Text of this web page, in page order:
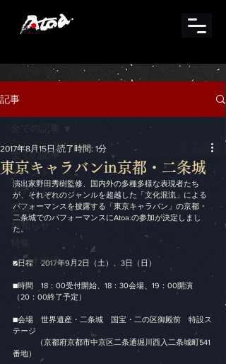
記事
全ての記事
イベント
メディア
公演
お知らせ
特集
ラジオ出演
東京キャラバンin京都・二条城
2017年8月15日 読了時間: 1分
演出家野田秀樹監修、国内外の多種多様な表現者たち
が、それぞれのジャンルを超越した「文化混流」による
パフォーマンスを披露する「東京キャラバン」の京都・
二条城でのパフォーマンスにAtoa.の参加が決定しまし
た。
■日程　2017年9月2日（土）、3日（日）
■時間　18：00受付開始、18：30会場、19：00開演
（20：00終了予定）
■会場　世界遺産・二条城　国宝・二の区御殿前　特設ス
テージ
（京都府京都市中京区二条通堀川西入二条城町541
番地）